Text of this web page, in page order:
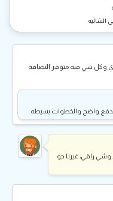
الشاليه
وكل شي فيه متوفر النضافه
واضح والخطوات بسيطه
وشي راقي، غيرنا جو